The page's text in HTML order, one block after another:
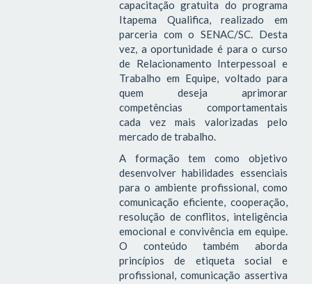
capacitação gratuita do programa
Itapema Qualifica, realizado em
parceria com o SENAC/SC. Desta
vez, a oportunidade é para o curso
de Relacionamento Interpessoal e
Trabalho em Equipe, voltado para
quem deseja aprimorar
competências comportamentais
cada vez mais valorizadas pelo
mercado de trabalho.
A formação tem como objetivo
desenvolver habilidades essenciais
para o ambiente profissional, como
comunicação eficiente, cooperação,
resolução de conflitos, inteligência
emocional e convivência em equipe.
O conteúdo também aborda
princípios de etiqueta social e
profissional, comunicação assertiva